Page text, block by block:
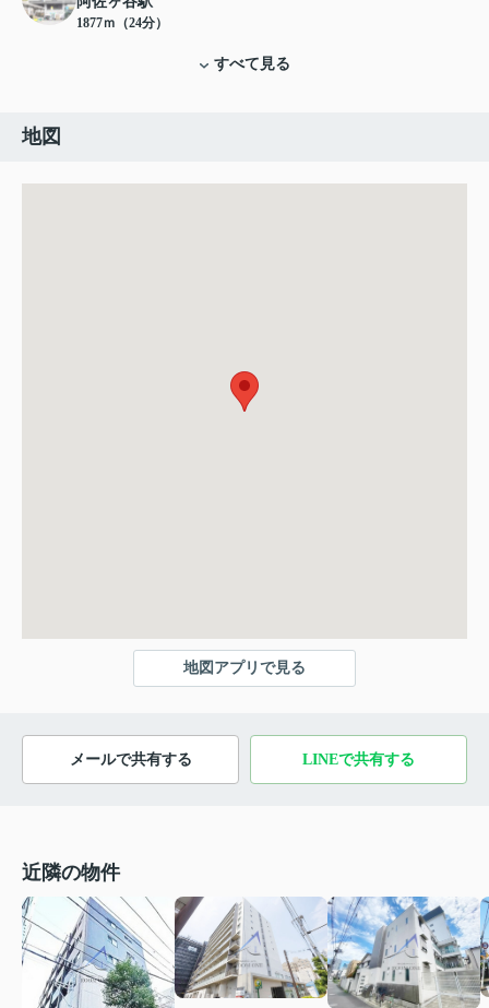
1877ｍ（24分）
すべて見る
地図
地図アプリで見る
メールで共有する LINEで共有する
近隣の物件